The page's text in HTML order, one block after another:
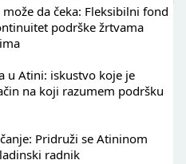
da čeka: Fleksibilni fond
podrške žrtvama
u Atini: iskustvo koje je
na koji razumem podršku
Pridruži se Atininom
radnik